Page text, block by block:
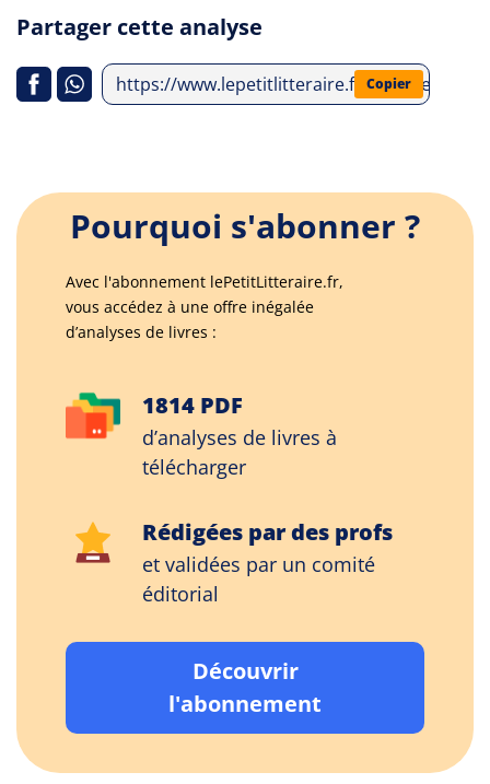
Partager cette analyse
https://www.lepetitlitteraire.fr/analyses-
Copier
Pourquoi s'abonner ?
Avec l'abonnement lePetitLitteraire.fr,
vous accédez à une offre inégalée
d’analyses de livres :
1814 PDF
d’analyses de livres à
télécharger
Rédigées par des profs
et validées par un comité
éditorial
Découvrir
l'abonnement